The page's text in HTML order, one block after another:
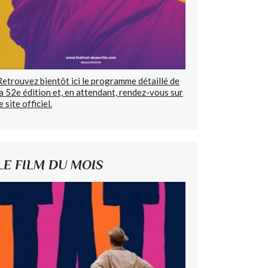
bientôt ici le programme détaillé de
52e édition et, en attendant, rendez-vous sur
site officiel.
FILM DU MOIS